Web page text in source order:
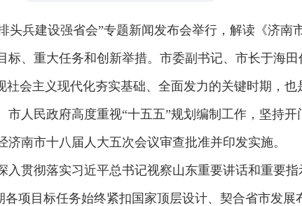
头兵建设强省会”专题新闻发布会举行，解读《济南
、重大任务和创新举措。市委副书记、市长于海田
社会主义现代化夯实基础、全面发力的关键时期，
人民政府高度重视“十五五”规划编制工作，坚持
南市十八届人大五次会议审查批准并印发实施。
贯彻落实习近平总书记视察山东重要讲话和重要指
各项目标任务始终紧扣国家顶层设计、契合省市发